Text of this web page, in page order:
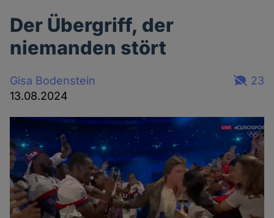
Der Übergriff, der
niemanden stört
Gisa Bodenstein
13.08.2024
23